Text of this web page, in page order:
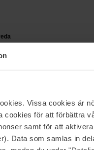
Vissa cookies är
för att förbättra
samt för att
Data som samlas in
Tonic Hair Spray
ml
& Finish
ml